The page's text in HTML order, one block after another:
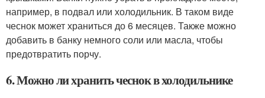
например, в подвал или холодильник. В таком виде
чеснок может храниться до 6 месяцев. Также можно
добавить в банку немного соли или масла, чтобы
предотвратить порчу.
6. Можно ли хранить чеснок в холодильнике